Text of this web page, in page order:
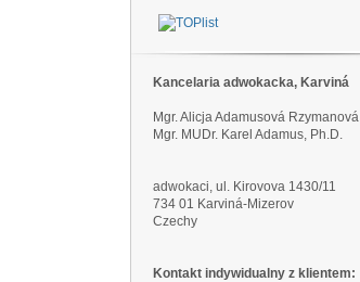
Kancelaria adwokacka, Karviná
Mgr. Alicja Adamusová Rzymanová
Mgr. MUDr. Karel Adamus, Ph.D.
adwokaci, ul. Kirovova 1430/11
734 01 Karviná-Mizerov
Czechy
Kontakt indywidualny z klientem: